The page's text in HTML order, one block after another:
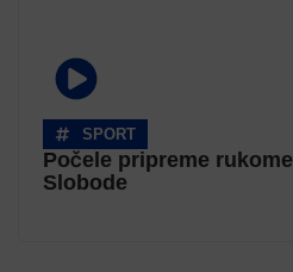
SPORT
Počele pripreme
Slobode